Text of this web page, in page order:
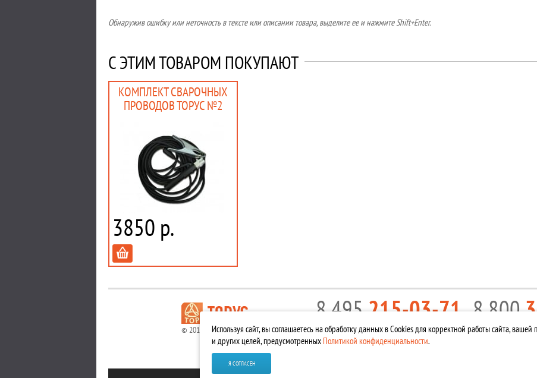
Обнаружив ошибку или неточность в тексте или описании товара, выделите ее и нажмите Shift+Enter.
С ЭТИМ ТОВАРОМ ПОКУПАЮТ
КОМПЛЕКТ СВАРОЧНЫХ
ПРОВОДОВ ТОРУС №2
3850 р.
© 2010 - 2026. ВСЕ ПРАВА ЗАЩИЩЕНЫ
8 495 215-03-71
КАРТА САЙТА EMAIL: INFO@TORUS-SHOP.RU
8 800
10:00 — 20:00
Используя сайт, вы соглашаетесь на обработку данных в Cookies для корректной работы сайта, вашей
и других целей, предусмотренных Политикой конфиденциальности.
Я СОГЛАСЕН